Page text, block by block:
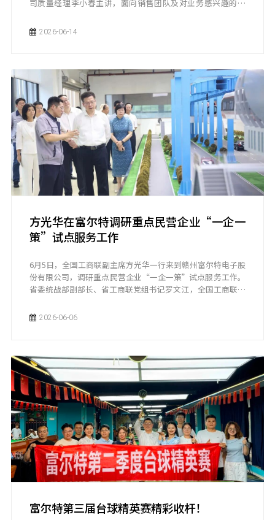
司质量经理李小春主讲，面向销售团队及对业务感兴趣的同
“怎么判定好不好”——从标准到异常，从检验到处理，完整
梳理产品质量管控的全流程。
2026-06-14
方光华在富尔特调研重点民营企业“一企一
策”试点服务工作
6月5日，全国工商联副主席方光华一行来到赣州富尔特电子股
份有限公司，调研重点民营企业“一企一策”试点服务工作。
省委统战部副部长、省工商联党组书记罗文江，全国工商联社
2026-06-06
富尔特第三届台球精英赛精彩收杆！